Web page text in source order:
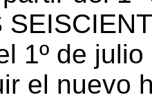
1º de
el nuevo